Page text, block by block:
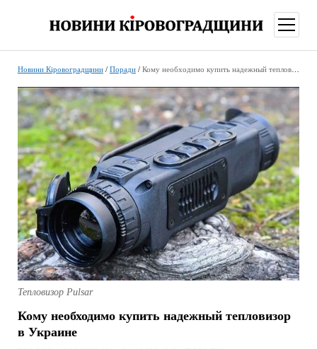
меню
Новини Кіровоградщини/ Поради/ Кому необходимо купить надежный тепловизор в Украине
Тепловизор Pulsar
Кому необходимо купить надежный тепловизор
в Украине